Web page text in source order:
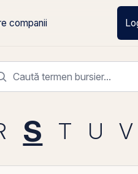
companii
S T U V